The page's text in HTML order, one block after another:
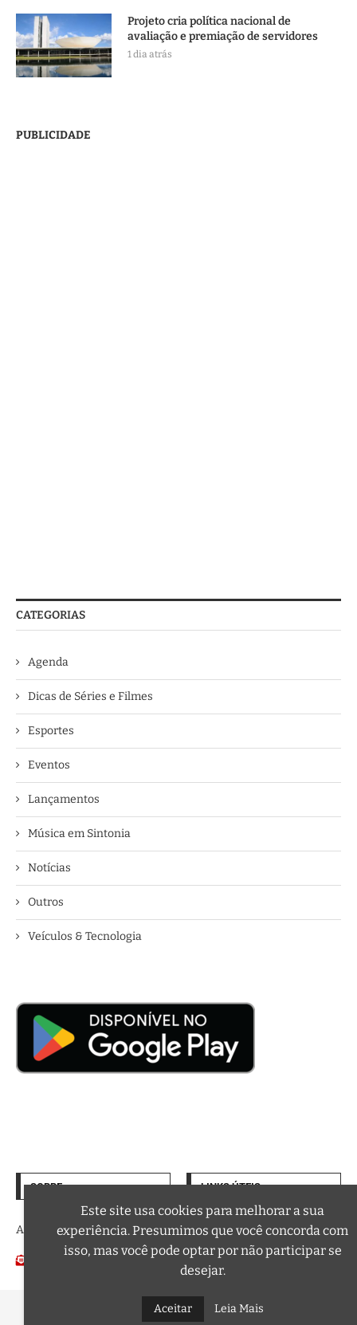
Projeto cria política nacional de
avaliação e premiação de servidores
1 dia atrás
PUBLICIDADE
CATEGORIAS
Agenda
Dicas de Séries e Filmes
Esportes
Eventos
Lançamentos
Música em Sintonia
Notícias
Outros
Veículos & Tecnologia
SOBRE
A trilha sonora da sua vida
Email:
LINKS ÚTEIS
Termos de Uso
Política de Privacidade
Podcasts
@2026 – Todos os Direitos Reservados a Curta FM
Este site usa cookies para melhorar a sua
experiência. Presumimos que você concorda com
isso, mas você pode optar por não participar se
desejar.
Aceitar Leia Mais